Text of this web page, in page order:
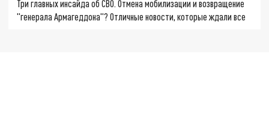
Три главных инсайда об СВО. Отмена мобилизации и возвращение
"генерала Армагеддона"? Отличные новости, которые ждали все